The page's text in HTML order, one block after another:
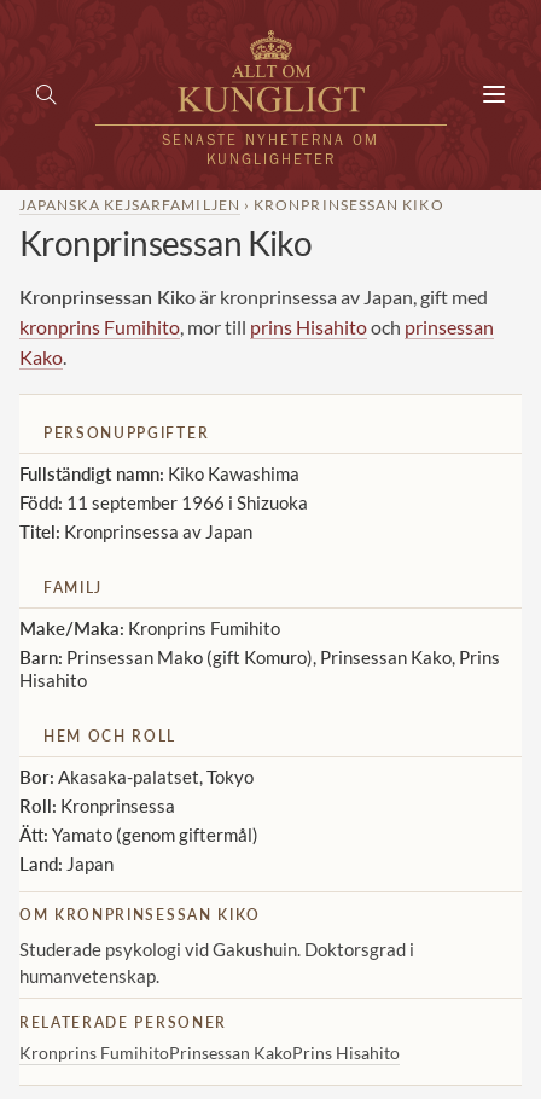
SENASTE NYHETERNA OM
KUNGLIGHETER
HEM
KUNGAFAMILJEN
UTLÄNDSKT
VÄRLDENS KUNGAHUS
Svenska kungahuset
Brittiska kungahuset
Danska kungahuset
Spanska kungahuset
Jordanska kungahuset
Luxemburgska storhertighuset
Thailändska kungahuset
Marockanska kungahuset
Monacos furstehus
JAPANSKA KEJSARFAMILJEN › KRONPRINSESSAN KIKO
Kronprinsessan Kiko
Kronprinsessan Kikoär kronprinsessa av Japan, gift med
kronprins Fumihito , mor till prins Hisahitooch prinsessan
Kako
PERSONUPPGIFTER
Fullständigt namn: Kiko Kawashima
Född: 11 september 1966 i Shizuoka
Titel: Kronprinsessa av Japan
FAMILJ
Make/Maka: Kronprins Fumihito
Barn: Prinsessan Mako (gift Komuro), Prinsessan Kako, Prins
Hisahito
HEM OCH ROLL
Bor: Akasaka-palatset, Tokyo
Roll: Kronprinsessa
Ätt: Yamato (genom giftermål)
Land: Japan
OM KRONPRINSESSAN KIKO
Studerade psykologi vid Gakushuin. Doktorsgrad i
humanvetenskap.
RELATERADE PERSONER
Kronprins FumihitoPrinsessan KakoPrins Hisahito